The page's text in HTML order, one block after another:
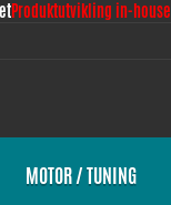
Produktutvikling in-house
MOTOR / TUNING